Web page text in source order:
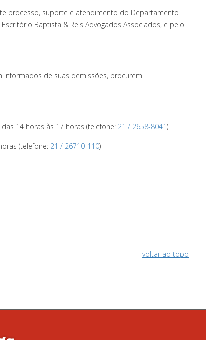
processo, suporte e atendimento do Departamento
Baptista & Reis Advogados Associados, e pelo
informados de suas demissões, procurem
das 14 horas às 17 horas (telefone: 21 / 2658-8041)
(telefone: 21 / 26710-110)
voltar ao topo